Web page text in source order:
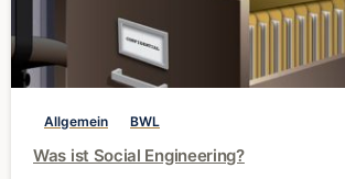
Allgemein BWL
Was ist Social Engineering?